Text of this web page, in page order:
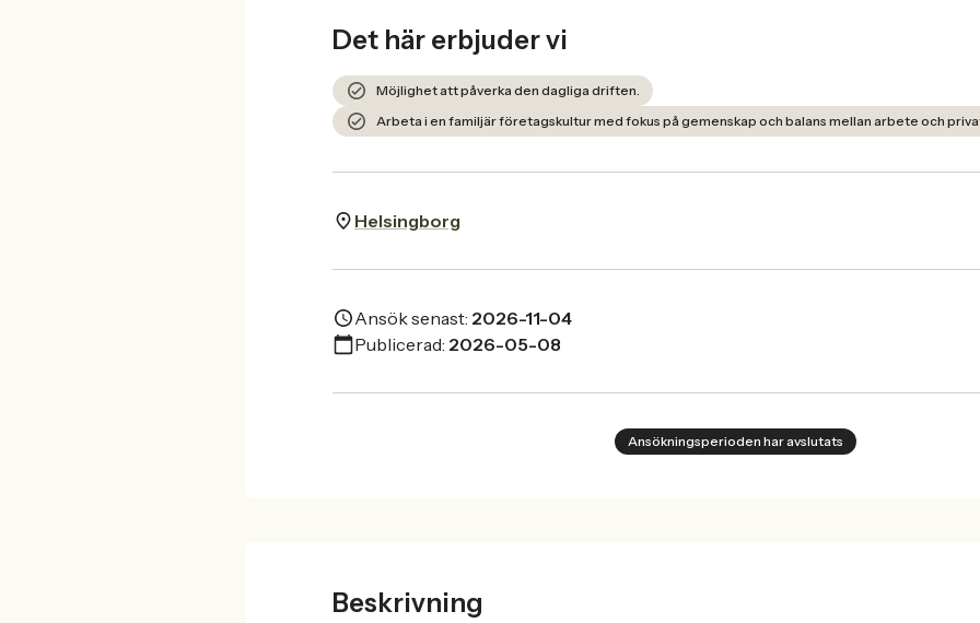
Det här erbjuder vi
Möjlighet att påverka den dagliga driften.
Arbeta i en familjär företagskultur med fokus på gemenskap och balans mellan arbete och
Helsingborg
Ansök senast: 2026-11-04
Publicerad: 2026-05-08
Ansökningsperioden har avslutats
Beskrivning